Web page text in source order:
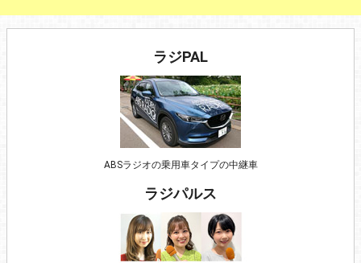
ラジPAL
ABSラジオの乗用車タイプの中継車
ラジパルス